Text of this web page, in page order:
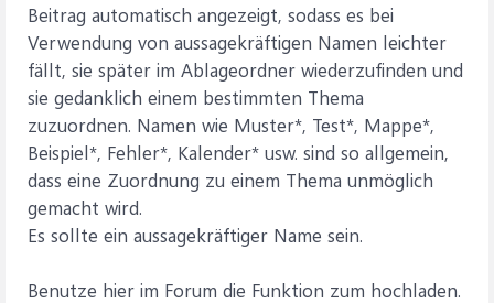
Beitrag automatisch angezeigt, sodass es bei
Verwendung von aussagekräftigen Namen leichter
fällt, sie später im Ablageordner wiederzufinden und
sie gedanklich einem bestimmten Thema
zuzuordnen. Namen wie Muster*, Test*, Mappe*,
Beispiel*, Fehler*, Kalender* usw. sind so allgemein,
dass eine Zuordnung zu einem Thema unmöglich
gemacht wird.
Es sollte ein aussagekräftiger Name sein.
Benutze hier im Forum die Funktion zum hochladen.